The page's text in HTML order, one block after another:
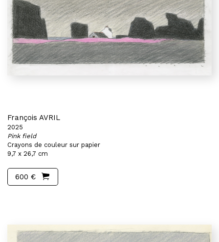
François AVRIL
2025
Pink field
Crayons de couleur sur papier
9,7 x 26,7 cm
600 €